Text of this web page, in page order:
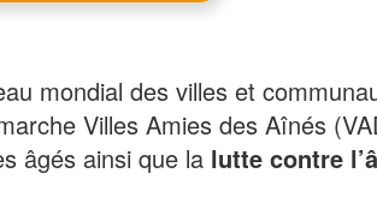
mondial des villes et
Villes Amies des Aînés
âgés ainsi que la lutte contre